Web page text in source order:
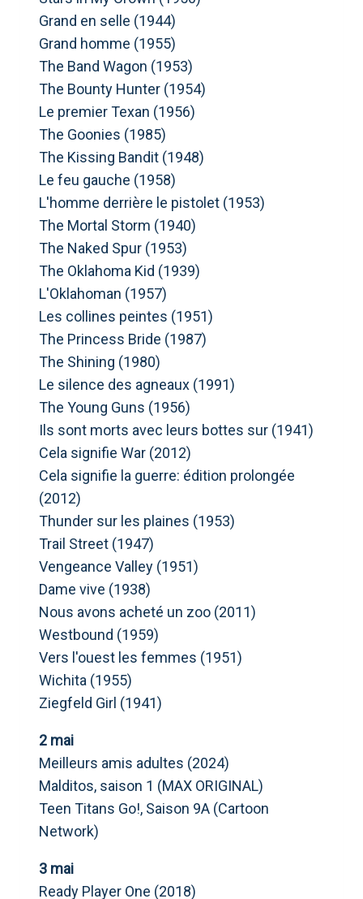
Grand en selle (1944)
Grand homme (1955)
The Band Wagon (1953)
The Bounty Hunter (1954)
Le premier Texan (1956)
The Goonies (1985)
The Kissing Bandit (1948)
Le feu gauche (1958)
L'homme derrière le pistolet (1953)
The Mortal Storm (1940)
The Naked Spur (1953)
The Oklahoma Kid (1939)
L'Oklahoman (1957)
Les collines peintes (1951)
The Princess Bride (1987)
The Shining (1980)
Le silence des agneaux (1991)
The Young Guns (1956)
Ils sont morts avec leurs bottes sur (1941)
Cela signifie War (2012)
Cela signifie la guerre: édition prolongée
(2012)
Thunder sur les plaines (1953)
Trail Street (1947)
Vengeance Valley (1951)
Dame vive (1938)
Nous avons acheté un zoo (2011)
Westbound (1959)
Vers l'ouest les femmes (1951)
Wichita (1955)
Ziegfeld Girl (1941)
2 mai
Meilleurs amis adultes (2024)
Malditos, saison 1 (MAX ORIGINAL)
Teen Titans Go!, Saison 9A (Cartoon
Network)
3 mai
Ready Player One (2018)